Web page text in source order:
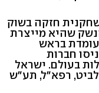
חזקה בשוק
שהיא מייצרת
עומדת בראש
חברות
בעולם. ישראל
רפא"ל, תע"ש